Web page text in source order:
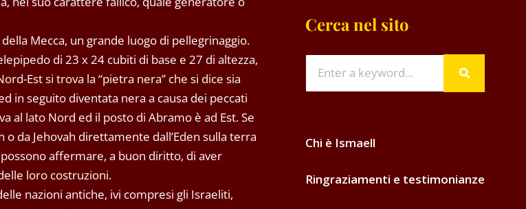
Mecca, un grande luogo di pellegrinaggio.
di 23 x 24 cubiti di base e 27 di altezza,
Est si trova la “pietra nera” che si dice sia
in seguito diventata nera a causa dei peccati
al lato Nord ed il posto di Abramo è ad Est. Se
da Jehovah direttamente dall’Eden sulla terra
affermare, a buon diritto, di aver
loro costruzioni.
nazioni antiche, ivi compresi gli Israeliti,
Cerca nel sito
Chi è Ismaell
Ringraziamenti e testimonianze